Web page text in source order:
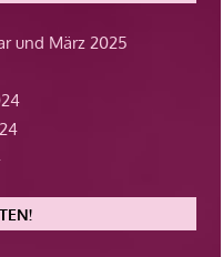
und März 2025